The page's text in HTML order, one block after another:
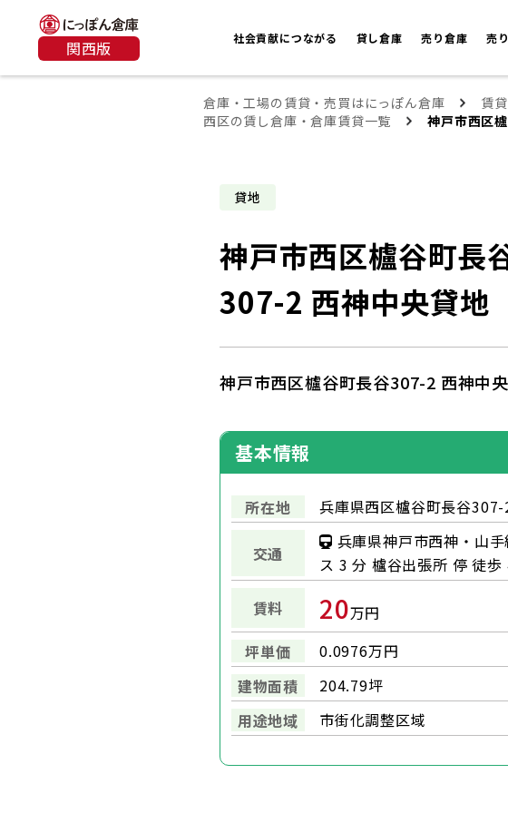
関西版 社会貢献につながる 貸し倉庫 売り倉庫 売
倉庫・工場の賃貸・売買はにっぽん倉庫 賃
西区の賃し倉庫・倉庫賃貸一覧
神戸市西区
貸地
神戸市西区櫨谷町長
307-2 西神中央貸地
神戸市西区櫨谷町長谷307-2 西神中
基本情報
所在地 兵庫県西区櫨谷町長谷307-
交通
兵庫県神戸市西神・山
ス 3 分 櫨谷出張所 停 徒歩
賃料
20万円
坪単価
0.0976万円
建物面積
204.79坪
用途地域
市街化調整区域